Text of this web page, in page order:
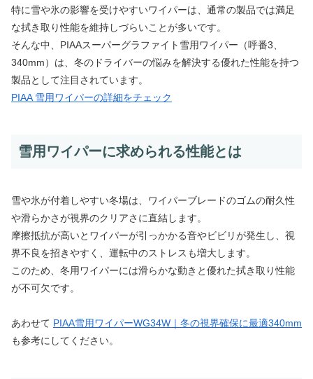
特に雪や氷の影響を受けやすいワイパーは、通常の製品では満足
な拭き取り性能を維持しづらいことが多いです。
そんな中、PIAAスーパーグラファイト雪用ワイパー（呼番3、
340mm）は、冬のドライバーの悩みを解決する優れた性能を持つ
製品として注目されています。
PIAA 雪用ワイパーの詳細をチェック
雪用ワイパーに求められる性能とは
雪や氷が付着しやすい冬場は、ワイパーブレードのゴムの耐久性
や滑らかさが視界のクリアさに直結します。
摩擦抵抗が高いとワイパーが引っかかる音やビビリが発生し、視
界不良を招きやすく、運転中のストレスも増大します。
このため、冬用ワイパーには滑らかな動きと優れた拭き取り性能
が不可欠です。
あわせて PIAA雪用ワイパーWG34W｜冬の視界確保に最適340mm
も参考にしてください。